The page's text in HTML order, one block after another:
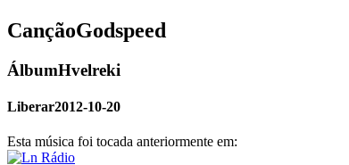
CançãoGodspeed
ÁlbumHvelreki
Liberar2012-10-20
Esta música foi tocada anteriormente em: